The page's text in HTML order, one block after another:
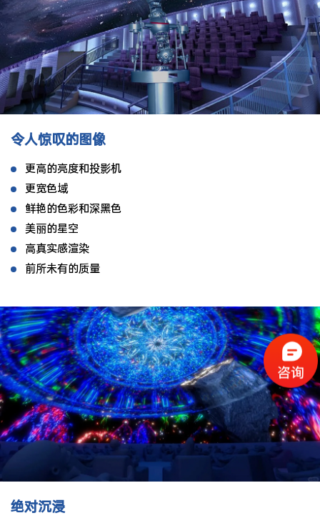
令人惊叹的图像
更高的亮度和投影机
更宽色域
鲜艳的色彩和深黑色
美丽的星空
高真实感渲染
前所未有的质量
绝对沉浸